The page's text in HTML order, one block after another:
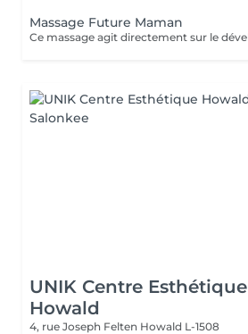
Massage Future Maman
UNIK Centre Esthétique
Howald
4, rue Joseph Felten Howald L-1508